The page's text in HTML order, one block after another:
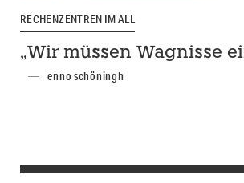
RECHENZENTREN IM ALL
„Wir müssen Wagnisse
enno schöningh